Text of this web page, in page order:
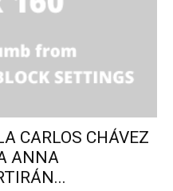
CARLOS CHÁVEZ
ANNA